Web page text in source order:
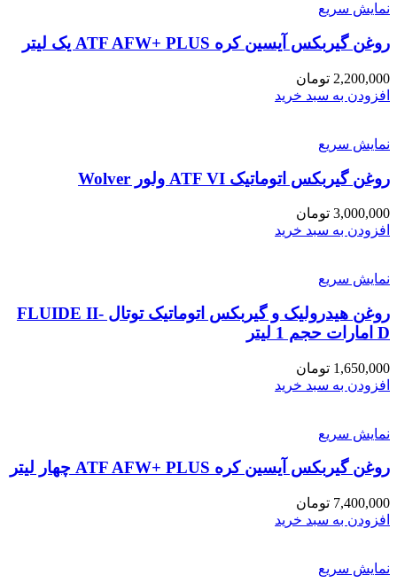
نمایش سریع
روغن گیربکس آیسین کره ATF AFW+ PLUS یک لیتر
2,200,000 تومان
افزودن به سبد خرید
نمایش سریع
روغن گیربکس اتوماتیک ATF VI ولور Wolver
3,000,000 تومان
افزودن به سبد خرید
نمایش سریع
روغن هیدرولیک و گیربکس اتوماتیک توتال FLUIDE II-
D امارات حجم 1 لیتر
1,650,000 تومان
افزودن به سبد خرید
نمایش سریع
روغن گیربکس آیسین کره ATF AFW+ PLUS چهار لیتر
7,400,000 تومان
افزودن به سبد خرید
نمایش سریع